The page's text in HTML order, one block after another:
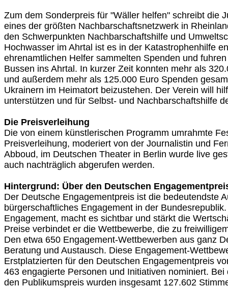
Zum dem Sonderpreis für "Wäller helfen" schreibt die
eines der größten Nachbarschaftsnetzwerk in
den Schwerpunkten Nachbarschaftshilfe und
Hochwasser im Ahrtal ist es in der Katastrophenhilfe
ehrenamtlichen Helfer sammelten Spenden und
Bussen ins Ahrtal. In kurzer Zeit konnten mehr als
und außerdem mehr als 125.000 Euro Spenden
Ukrainern im Heimatort beizustehen. Der Verein will
unterstützen und für Selbst- und Nachbarschaftshilfe
Die Preisverleihung
Die von einem künstlerischen Programm umrahmte
Preisverleihung, moderiert von der Journalistin und
Abboud, im Deutschen Theater in Berlin wurde live
auch nachträglich abgerufen werden.
Hintergrund: Über den Deutschen
Der Deutsche Engagementpreis ist die bedeutendste
bürgerschaftliches Engagement in der
Engagement, macht es sichtbar und stärkt die
Preise verbindet er die Wettbewerbe, die zu
Den etwa 650 Engagement-Wettbewerben aus ganz
Beratung und Austausch. Diese Engagement-
Erstplatzierten für den Deutschen Engagementpreis
463 engagierte Personen und Initiativen nominiert. Bei
den Publikumspreis wurden insgesamt 127.602